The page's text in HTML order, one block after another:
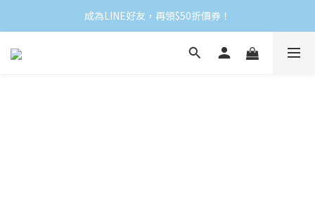
成為LINE好友，再領$50折價券！